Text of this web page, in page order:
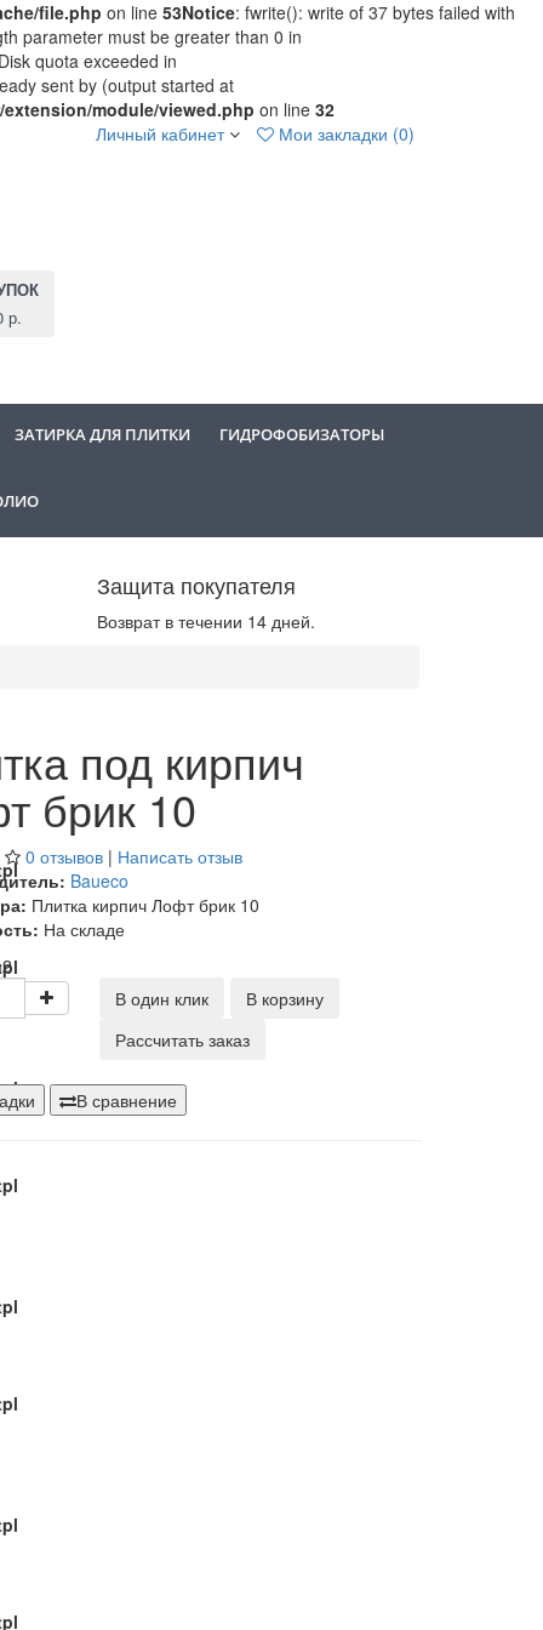
file.php on line 53Notice: fwrite(): write of 37 bytes failed with
parameter must be greater than 0 in
quota exceeded in
sent by (output started at
module/viewed.php on line 32
Личный кабинет Мои закладки (0)
р.
ЗАТИРКА ДЛЯ ПЛИТКИ ГИДРОФОБИЗАТОРЫ
Защита покупателя
Возврат в течении 14 дней.
под кирпич
брик 10
0 отзывов| Написать отзыв
Baueco
Плитка кирпич Лофт брик 10
На складе
В один клик
В корзину
Рассчитать заказ
В сравнение